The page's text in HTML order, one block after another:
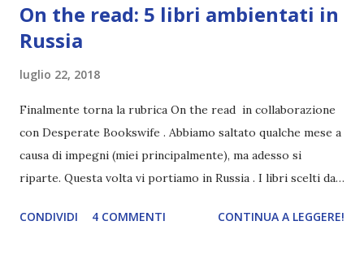
On the read: 5 libri ambientati in
Russia
luglio 22, 2018
Finalmente torna la rubrica On the read in collaborazione
con Desperate Bookswife . Abbiamo saltato qualche mese a
causa di impegni (miei principalmente), ma adesso si
riparte. Questa volta vi portiamo in Russia . I libri scelti da
CONDIVIDI 4 COMMENTI CONTINUA A LEGGERE!